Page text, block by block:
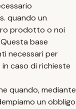
quando un
prodotto o noi
base
necessari per
caso di richieste
quando, mediante
un obbligo